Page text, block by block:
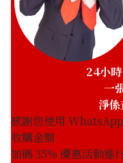
HKD 23,159.59
收購日期: 2024年6月
24小
一
淨係
感謝您使用
收購金額
加碼35% 優惠活動進